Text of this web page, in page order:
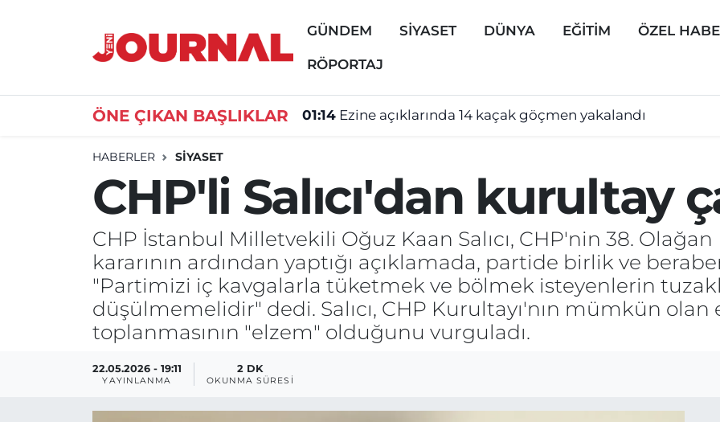
GÜNDEM SİYASET DÜNYA EĞİTİM ÖZEL
RÖPORTAJ
ÖNE ÇIKAN BAŞLIKLAR 01:14 Ezine açıklarında 14 kaçak göçmen yakalandı
HABERLER SİYASET
CHP'li Salıcı'dan kurultay
CHP İstanbul Milletvekili Oğuz Kaan Salıcı, CHP'nin 38. Olağan
kararının ardından yaptığı açıklamada, partide birlik ve
"Partimizi iç kavgalarla tüketmek ve bölmek isteyenlerin
düşülmemelidir" dedi. Salıcı, CHP Kurultayı'nın mümkün olan
toplanmasının "elzem" olduğunu vurguladı.
22.05.2026 - 19:11
YAYINLANMA
2 DK
OKUNMA SÜRESI
GÜNDEM
DÜNYA
ÖZEL HABER
Nöbetçi Eczaneler
Süper Lig Puan Durumu ve Fikstür
Tüm Manşetler
Son Dakika Haberleri
Haber Arşivi